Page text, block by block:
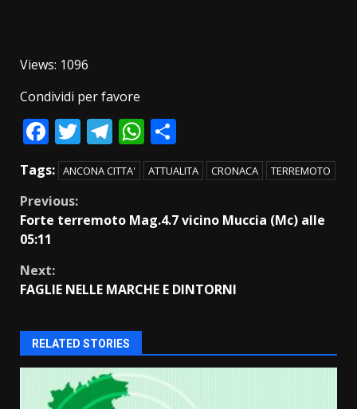
Views: 1096
Condividi per favore
Facebook
Twitter
Telegram
WhatsApp
Tags: ANCONA CITTA' ATTUALITA CRONACA TERREMOTO
Continue
Reading
Previous:
Forte terremoto Mag.4.7 vicino Muccia (Mc) alle
05:11
Next:
FAGLIE NELLE MARCHE E DINTORNI
RELATED STORIES